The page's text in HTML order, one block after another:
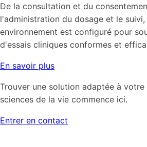
De la consultation et du
l'administration du dosage et le suivi,
environnement est configuré pour
d'essais cliniques conformes et
En savoir plus
Trouver une solution adaptée à
sciences de la vie commence ici.
Entrer en contact